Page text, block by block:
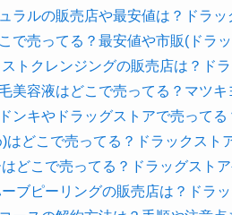
ラルの販売店や最安値は？ドラ
で売ってる？最安値や市販(ドラ
トクレンジングの販売店は？ド
美容液はどこで売ってる？マツ
ンキやドラッグストアで売ってる
はどこで売ってる？ドラックスト
どこで売ってる？ドラッグスト
ブピーリングの販売店は？ドラ